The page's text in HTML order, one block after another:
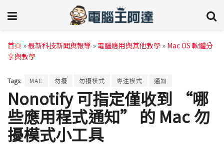
首頁 »最新科技新聞與報導 » 電腦應用與其他教學 » Mac OS 軟體分
享與教學
Tags: MAC 勿擾 勿擾模式 專注模式 通知
Nonotify 可指定僅收到 “哪
些應用程式通知” 的 Mac 勿
擾模式小工具